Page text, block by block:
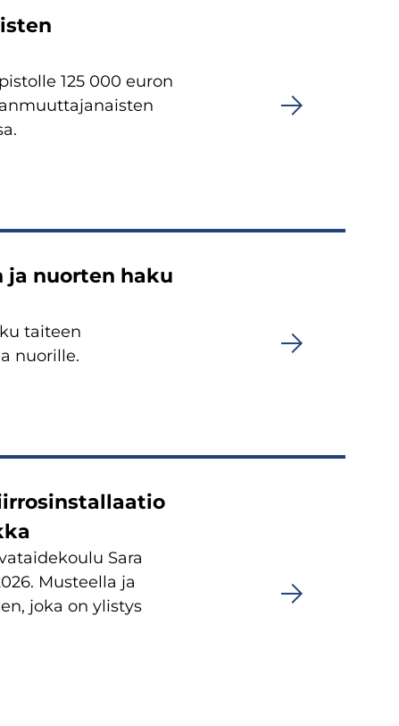
125 000 euron
ja nuorten haku
taiteen
nuorille.
Sara
Musteella ja
joka on ylistys